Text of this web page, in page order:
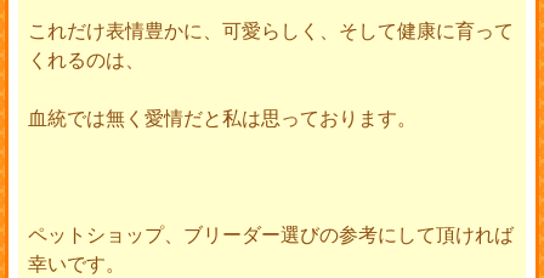
これだけ表情豊かに、可愛らしく、そして健康に育って
くれるのは、
血統では無く愛情だと私は思っております。
ペットショップ、ブリーダー選びの参考にして頂ければ
幸いです。